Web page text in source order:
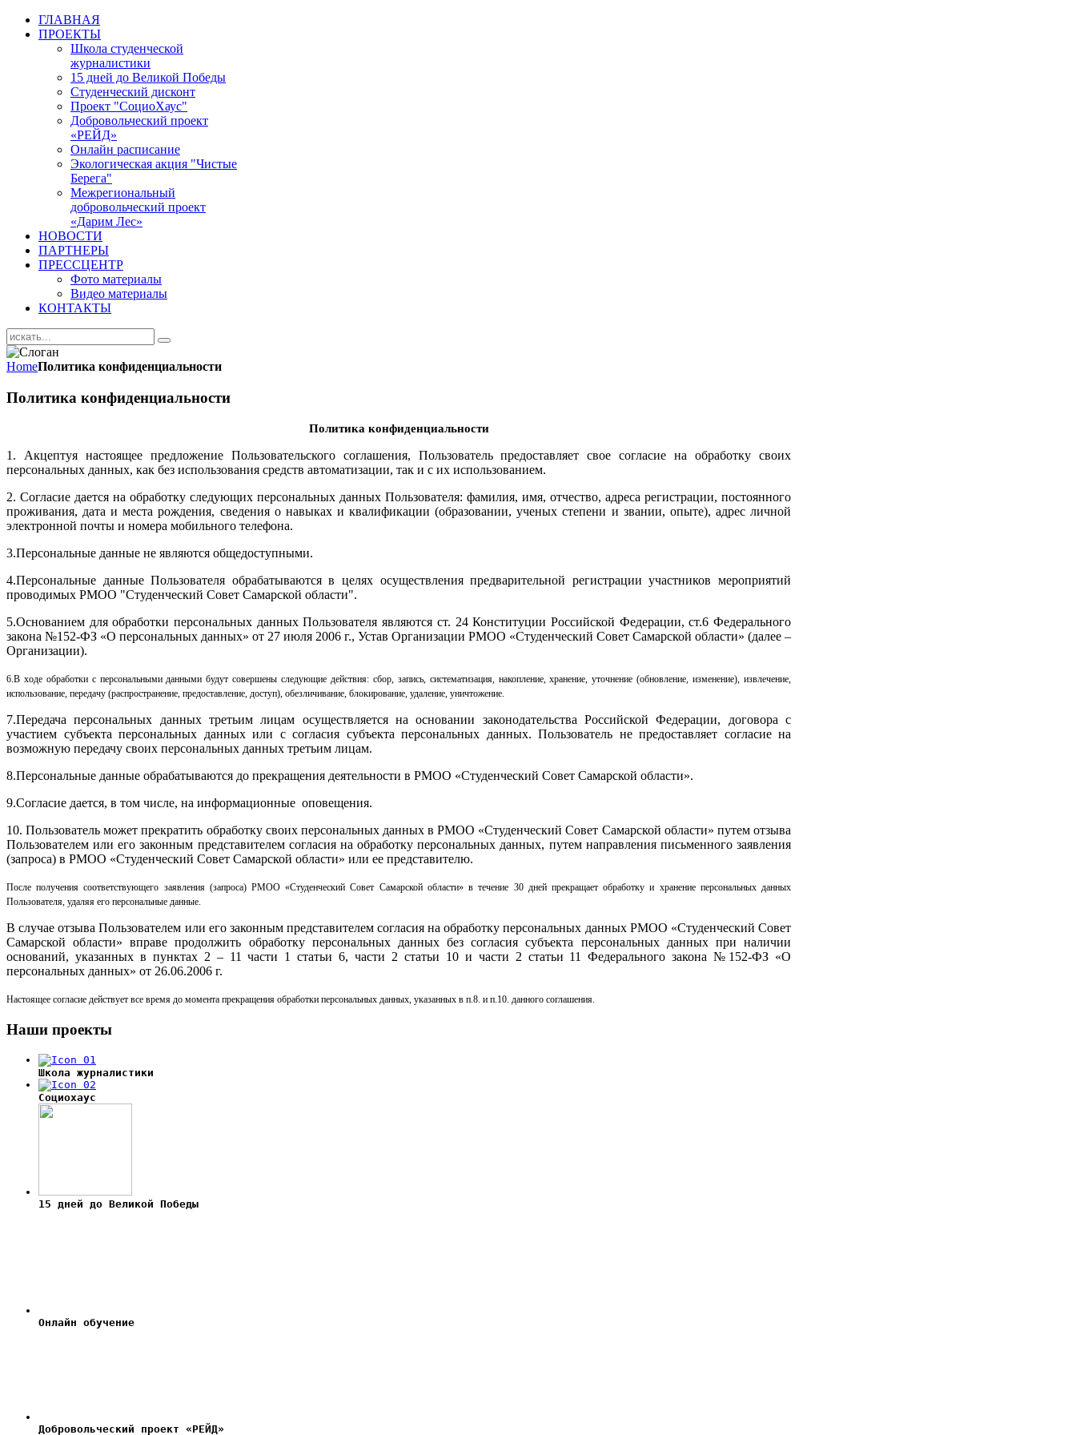
ГЛАВНАЯ
ПРОЕКТЫ
Школа студенческой
журналистики
15 дней до Великой Победы
Студенческий дисконт
Проект "СоциоХаус"
Добровольческий проект
«РЕЙД»
Онлайн расписание
Экологическая акция "Чистые
Берега"
Межрегиональный
добровольческий проект
«Дарим Лес»
НОВОСТИ
ПАРТНЕРЫ
ПРЕССЦЕНТР
Фото материалы
Видео материалы
КОНТАКТЫ
HomeПолитика конфиденциальности
Политика конфиденциальности
Политика конфиденциальности
1. Акцептуя настоящее предложение Пользовательского соглашения, Пользователь предоставляет свое согласие на обработку своих
персональных данных, как без использования средств автоматизации, так и с их использованием.
2. Согласие дается на обработку следующих персональных данных Пользователя: фамилия, имя, отчество, адреса регистрации, постоянного
проживания, дата и места рождения, сведения о навыках и квалификации (образовании, ученых степени и звании, опыте), адрес личной
электронной почты и номера мобильного телефона.
3.Персональные данные не являются общедоступными.
4.Персональные данные Пользователя обрабатываются в целях осуществления предварительной регистрации участников мероприятий
проводимых РМОО "Студенческий Совет Самарской области".
5.Основанием для обработки персональных данных Пользователя являются ст. 24 Конституции Российской Федерации, ст.6 Федерального
закона №152-ФЗ «О персональных данных» от 27 июля 2006 г., Устав Организации РМОО «Студенческий Совет Самарской области» (далее –
Организации).
6.В ходе обработки с персональными данными будут совершены следующие действия: сбор, запись, систематизация, накопление, хранение, уточнение (обновление, изменение), извлечение,
использование, передачу (распространение, предоставление, доступ), обезличивание, блокирование, удаление, уничтожение.
7.Передача персональных данных третьим лицам осуществляется на основании законодательства Российской Федерации, договора с
участием субъекта персональных данных или с согласия субъекта персональных данных. Пользователь не предоставляет согласие на
возможную передачу своих персональных данных третьим лицам.
8.Персональные данные обрабатываются до прекращения деятельности в РМОО «Студенческий Совет Самарской области».
9.Согласие дается, в том числе, на информационные оповещения.
10. Пользователь может прекратить обработку своих персональных данных в РМОО «Студенческий Совет Самарской области» путем отзыва
Пользователем или его законным представителем согласия на обработку персональных данных, путем направления письменного заявления
(запроса) в РМОО «Студенческий Совет Самарской области» или ее представителю.
После получения соответствующего заявления (запроса) РМОО «Студенческий Совет Самарской области» в течение 30 дней прекращает обработку и хранение персональных данных
Пользователя, удаляя его персональные данные.
В случае отзыва Пользователем или его законным представителем согласия на обработку персональных данных РМОО «Студенческий Совет
Самарской области» вправе продолжить обработку персональных данных без согласия субъекта персональных данных при наличии
оснований, указанных в пунктах 2 – 11 части 1 статьи 6, части 2 статьи 10 и части 2 статьи 11 Федерального закона №152-ФЗ «О
персональных данных» от 26.06.2006 г.
Настоящее согласие действует все время до момента прекращения обработки персональных данных, указанных в п.8. и п.10. данного соглашения.
Наши проекты
Школа журналистики
Социохаус
15 дней до Великой Победы
Онлайн обучение
Добровольческий проект «РЕЙД»